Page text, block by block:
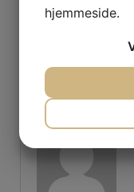
PREVIOUS
hjemmeside.